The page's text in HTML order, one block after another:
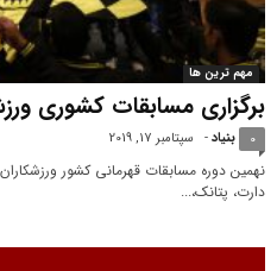
مهم ترین ها
برگزاری مسابقات کشوری
بنیاد- سپتامبر 17, 2019 0
نهمین دوره مسابقات قهرمانی کشور
دارت، پتانک،...